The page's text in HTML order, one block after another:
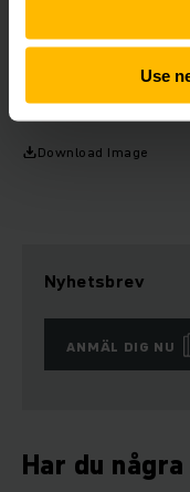
Use
provbänkar.
och industriell
exempelvis
Download Image
Nyhetsbrev
ANMÄL DIG NU
Har du